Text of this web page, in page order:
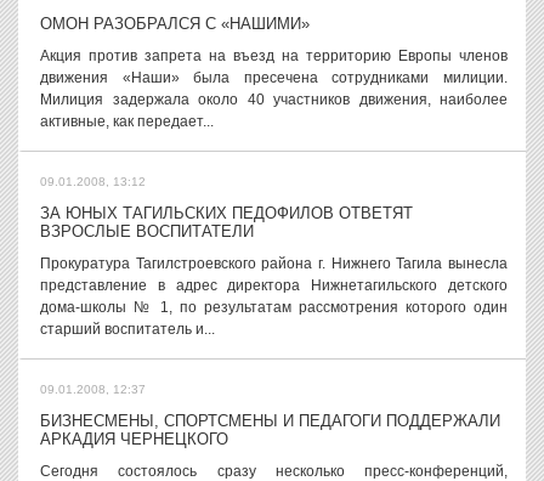
ОМОН РАЗОБРАЛСЯ С «НАШИМИ»
Акция против запрета на въезд на территорию Европы членов
движения «Наши» была пресечена сотрудниками милиции.
Милиция задержала около 40 участников движения, наиболее
активные, как передает...
09.01.2008, 13:12
ЗА ЮНЫХ ТАГИЛЬСКИХ ПЕДОФИЛОВ ОТВЕТЯТ
ВЗРОСЛЫЕ ВОСПИТАТЕЛИ
Прокуратура Тагилстроевского района г. Нижнего Тагила вынесла
представление в адрес директора Нижнетагильского детского
дома-школы № 1, по результатам рассмотрения которого один
старший воспитатель и...
09.01.2008, 12:37
БИЗНЕСМЕНЫ, СПОРТСМЕНЫ И ПЕДАГОГИ ПОДДЕРЖАЛИ
АРКАДИЯ ЧЕРНЕЦКОГО
Сегодня состоялось сразу несколько пресс-конференций,